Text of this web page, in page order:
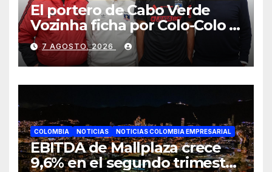
El portero de Cabo Verde
Vozinha ficha por Colo-Colo y
JETOUR respalda su nueva
etapa
7 AGOSTO, 2026
COLOMBIA NOTICIAS NOTICIAS COLOMBIA EMPRESARIAL
EBITDA de Mallplaza crece
9,6% en el segundo trimestre